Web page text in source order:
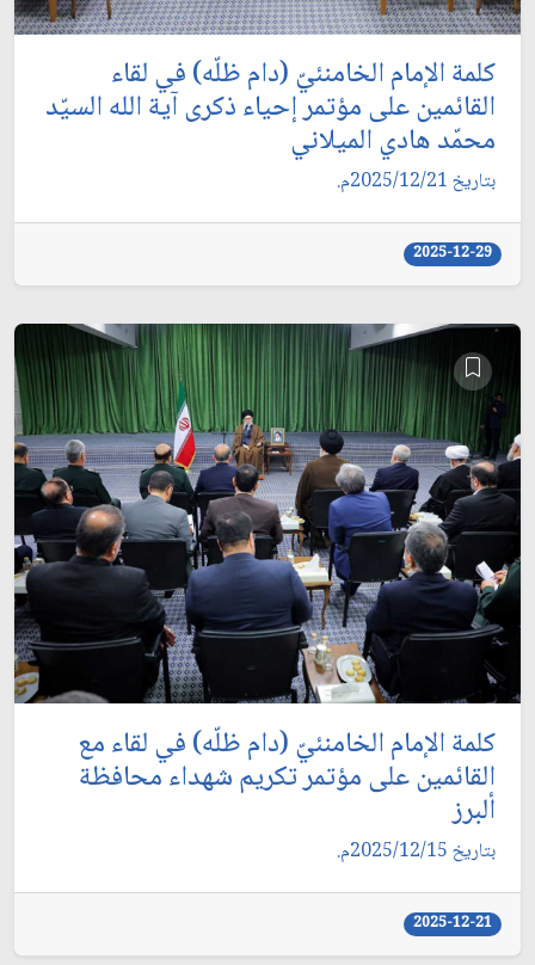
كلمة الإمام الخامنئيّ (دام ظلّه) في لقاء
القائمين على مؤتمر إحياء ذكرى آية الله السيّد
محمّد هادي الميلاني
بتاريخ 2025/12/21م.
2025-12-29
كلمة الإمام الخامنئيّ (دام ظلّه) في لقاء مع
القائمين على مؤتمر تكريم شهداء محافظة
ألبرز
بتاريخ 2025/12/15م.
2025-12-21